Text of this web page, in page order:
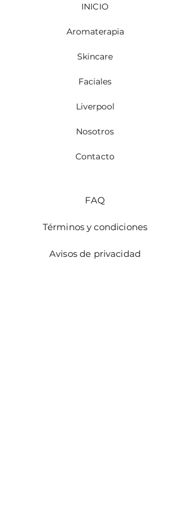
INICIO
Aromaterapia
Skincare
Faciales
Liverpool
Nosotros
Contacto
FAQ
Términos y condiciones
Avisos de privacidad